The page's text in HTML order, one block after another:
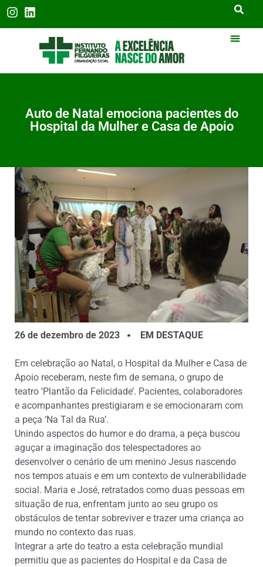
Auto de Natal emociona pacientes do
Hospital da Mulher e Casa de Apoio
26 de dezembro de 2023 EM DESTAQUE
Em celebração ao Natal, o Hospital da Mulher e Casa de
Apoio receberam, neste fim de semana, o grupo de
teatro ‘Plantão da Felicidade’. Pacientes, colaboradores
e acompanhantes prestigiaram e se emocionaram com
a peça ‘Na Tal da Rua’.
Unindo aspectos do humor e do drama, a peça buscou
aguçar a imaginação dos telespectadores ao
desenvolver o cenário de um menino Jesus nascendo
nos tempos atuais e em um contexto de vulnerabilidade
social. Maria e José, retratados como duas pessoas em
situação de rua, enfrentam junto ao seu grupo os
obstáculos de tentar sobreviver e trazer uma criança ao
mundo no contexto das ruas.
Integrar a arte do teatro a esta celebração mundial
permitiu que as pacientes do Hospital e da Casa de